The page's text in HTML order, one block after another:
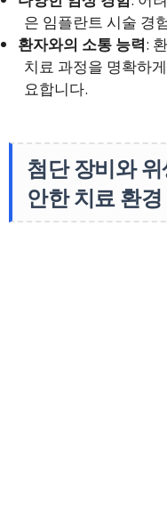
은 임플란트 시술 경
환자와의 소통 능력:
치료 과정을 명확하
요합니다.
첨단 장비와
안한 치료 환경